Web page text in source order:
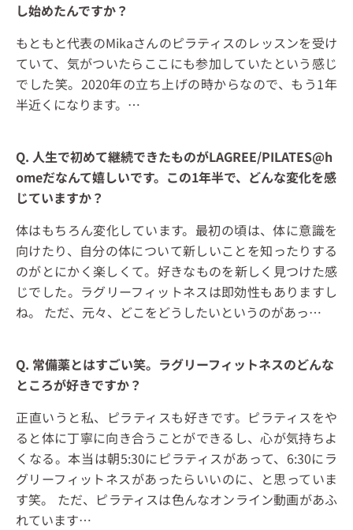
し始めたんですか？
もともと代表のMikaさんのピラティスのレッスンを受け
ていて、気がついたらここにも参加していたという感じ
でした笑。2020年の立ち上げの時からなので、もう1年
半近くになります。 …
Q. 人生で初めて継続できたものがLAGREE/PILATES@h
omeだなんて嬉しいです。この1年半で、どんな変化を感
じていますか？
体はもちろん変化しています。最初の頃は、体に意識を
向けたり、自分の体について新しいことを知ったりする
のがとにかく楽しくて。好きなものを新しく見つけた感
じでした。ラグリーフィットネスは即効性もありますし
ね。 ただ、元々、どこをどうしたいというのがあっ…
Q. 常備薬とはすごい笑。ラグリーフィットネスのどんな
ところが好きですか？
正直いうと私、ピラティスも好きです。ピラティスをや
ると体に丁寧に向き合うことができるし、心が気持ちよ
くなる。本当は朝5:30にピラティスがあって、6:30にラ
グリーフィットネスがあったらいいのに、と思っていま
す笑。 ただ、ピラティスは色んなオンライン動画があふ
れています…